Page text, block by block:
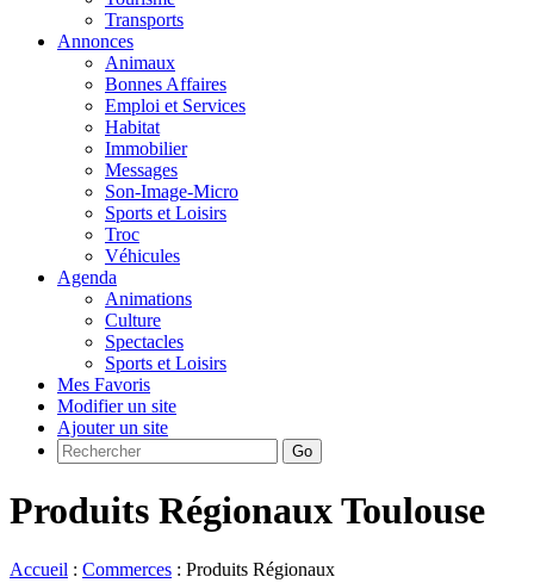
Transports
Annonces
Animaux
Bonnes Affaires
Emploi et Services
Habitat
Immobilier
Messages
Son-Image-Micro
Sports et Loisirs
Troc
Véhicules
Agenda
Animations
Culture
Spectacles
Sports et Loisirs
Mes Favoris
Modifier un site
Ajouter un site
Go
Produits Régionaux Toulouse
Accueil : Commerces : Produits Régionaux